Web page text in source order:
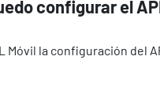
configurar el
la configuración del